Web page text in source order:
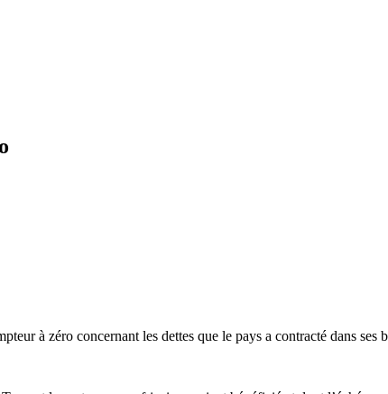
à zéro concernant les dettes que le pays a contracté dans ses